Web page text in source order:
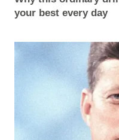
your best every day